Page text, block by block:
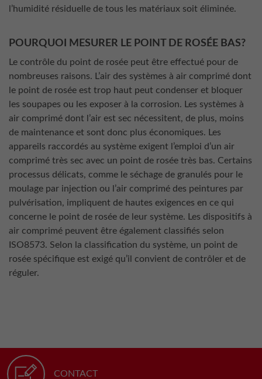
l’humidité résiduelle de tous les matériaux soit éliminée.
POURQUOI MESURER LE POINT DE ROSÉE BAS?
Le contrôle du point de rosée peut être effectué pour de
nombreuses raisons. L’air des systèmes à air comprimé dont
le point de rosée est trop haut peut condenser et bloquer
les soupapes ou les exposer à la corrosion. Les systèmes à
air comprimé dont l’air est sec nécessitent, de plus, moins
de maintenance et sont donc plus économiques. Les
appareils raccordés au système exigent l’emploi d’un air
comprimé très sec avec un point de rosée très bas. Certains
processus délicats, comme le séchage de granulés pour le
moulage par injection ou l’air comprimé des peintures par
pulvérisation, impliquent de hautes exigences en ce qui
concerne le point de rosée de leur système. Les dispositifs à
air comprimé peuvent être également classifiés selon
ISO8573. Selon la classification du système, un point de
rosée spécifique est exigé qu’il convient de contrôler et de
réguler.
CONTACT